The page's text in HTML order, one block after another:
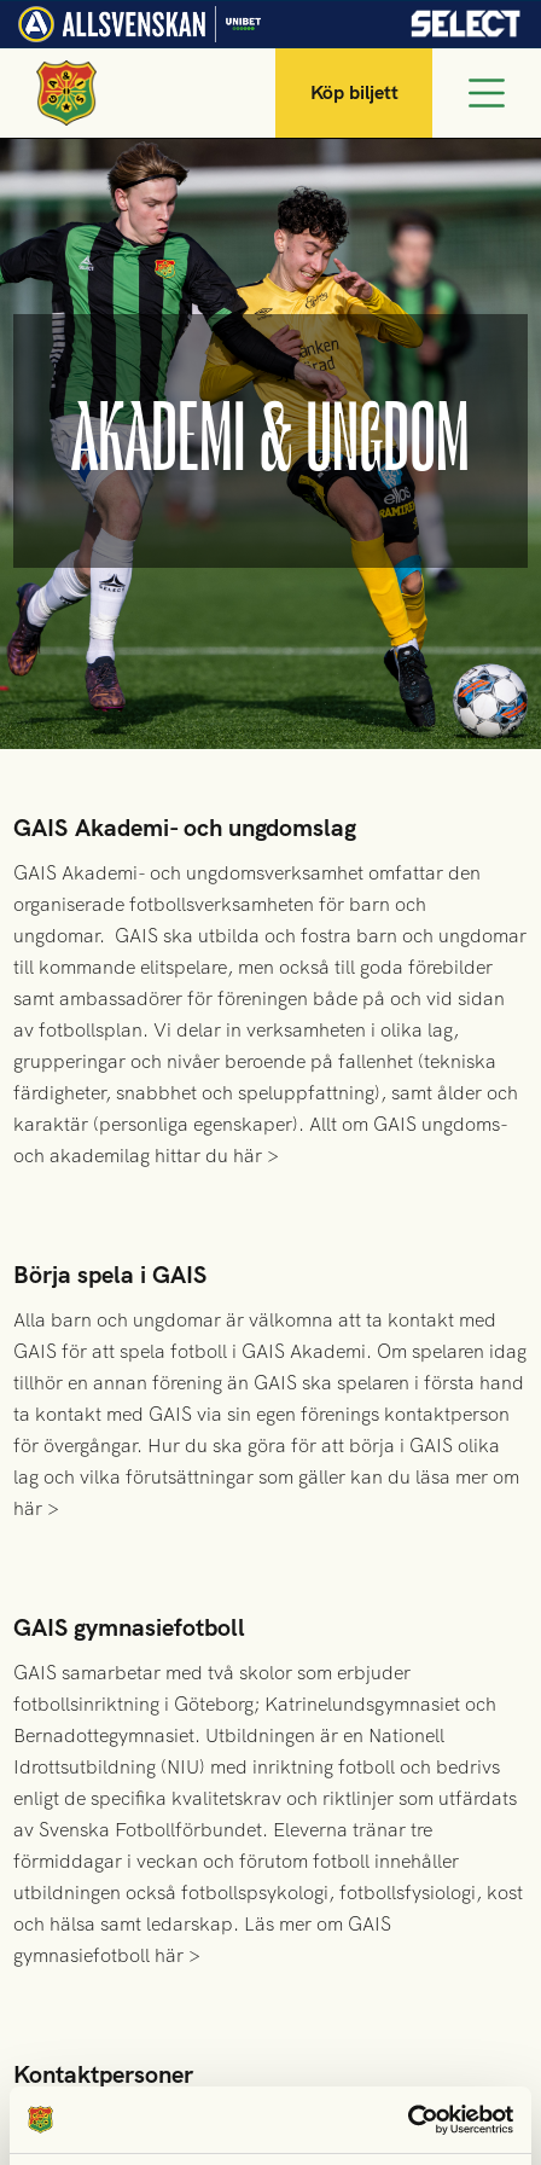
Köp biljett
AKADEMI & UNGDOM
GAIS Akademi- och ungdomslag
GAIS Akademi- och ungdomsverksamhet omfattar den
organiserade fotbollsverksamheten för barn och
ungdomar. GAIS ska utbilda och fostra barn och ungdomar
till kommande elitspelare, men också till goda förebilder
samt ambassadörer för föreningen både på och vid sidan
av fotbollsplan. Vi delar in verksamheten i olika lag,
grupperingar och nivåer beroende på fallenhet (tekniska
färdigheter, snabbhet och speluppfattning), samt ålder och
karaktär (personliga egenskaper).Allt om GAIS ungdoms-
och akademilag hittar du här >
Börja spela i GAIS
Alla barn och ungdomar är välkomna att ta kontakt med
GAIS för att spela fotboll i GAIS Akademi. Om spelaren idag
tillhör en annan förening än GAIS ska spelaren i första hand
ta kontakt med GAIS via sin egen förenings kontaktperson
för övergångar. Hur du ska göra för att börja i GAIS olika
lag och vilka förutsättningar som gäller kan du läsa mer om
här >
GAIS gymnasiefotboll
GAIS samarbetar med två skolor som erbjuder
fotbollsinriktning i Göteborg; Katrinelundsgymnasiet och
Bernadottegymnasiet. Utbildningen är en Nationell
Idrottsutbildning (NIU) med inriktning fotboll och bedrivs
enligt de specifika kvalitetskrav och riktlinjer som utfärdats
av Svenska Fotbollförbundet. Eleverna tränar tre
förmiddagar i veckan och förutom fotboll innehåller
utbildningen också fotbollspsykologi, fotbollsfysiologi, kost
och hälsa samt ledarskap. Läs mer om GAIS
gymnasiefotboll här >
Kontaktpersoner
Besök
för att se kontaktuppgifter till respektive
lags tränare.